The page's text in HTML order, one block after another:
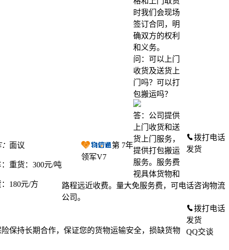
面议
重货：300元/吨
180元/方
第 7年
领军V7
拨打电话
发货
拨打电话
发货
QQ交谈
时我们会现场
签订合同，明
确双方的权利
和义务。
问：可以上门
收货及送货上
门吗？可以打
包搬运吗？
答：公司提供
上门收货和送
货上门服务，
提供打包搬运
服务。服务费
视具体货物和
路程远近收费。量大免服务费，可电话咨询物流
公司。
保持长期合作，保证您的货物运输安全，损缺货物